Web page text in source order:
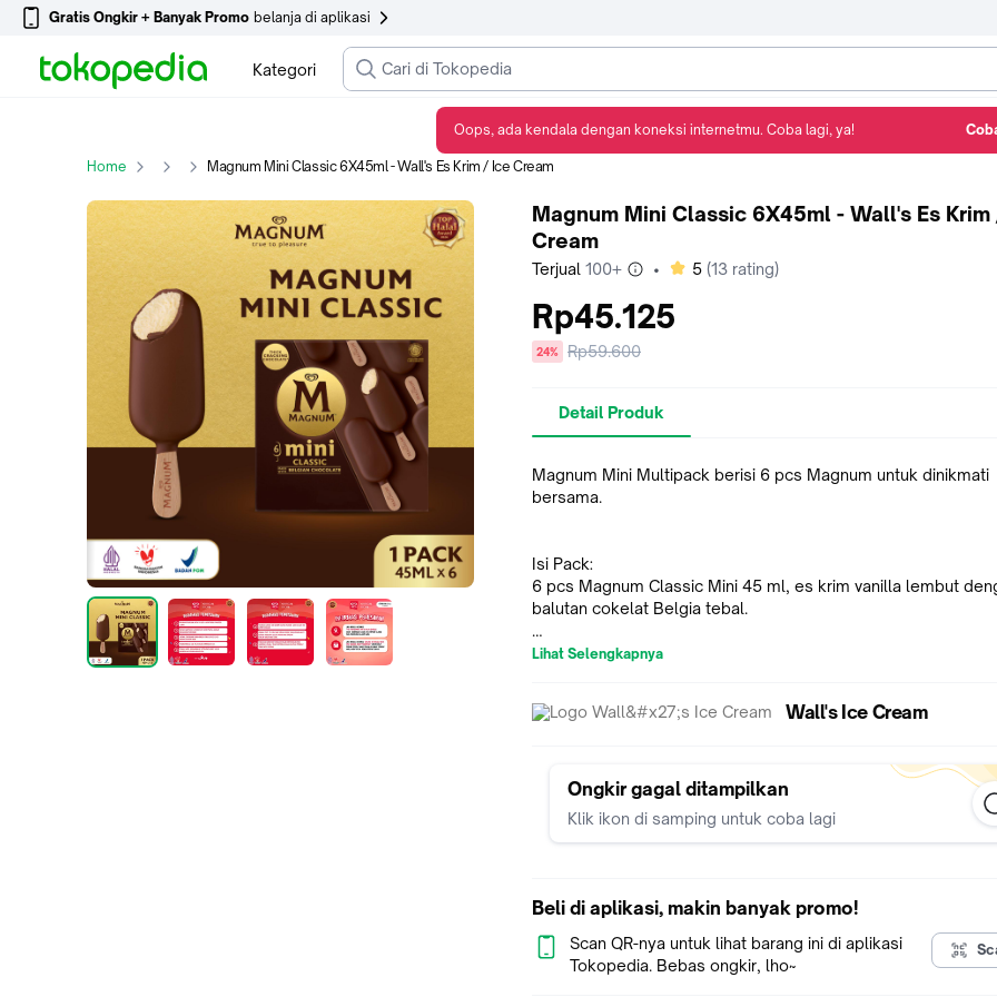
Gratis Ongkir + Banyak Promo belanja di aplikasi
Kategori
Home Magnum Mini Classic 6X45ml - Wall's Es Krim / Ice Cream
Magnum Mini Classic 6X45ml - Wall's Es
Cream
Terjual 100+ • bintang
5 (13 rating)
Rp45.125
diskon
24%
Harga
Rp59.600
Detail Produk
Magnum Mini Multipack berisi 6 pcs Magnum untuk dinikmati
bersama.
Isi Pack:
6 pcs Magnum Classic Mini 45 ml, es krim vanilla lembut
balutan cokelat Belgia tebal.
vanilla Madagascar yang lembut, dibalut cokelat Belgia tebal
Biji kakao Magnum menempuh perjalanan panjang sebelum
cokelat Magnum. Magnum bekerja sama dengan Rainforest
Es krim Magnum yang beredar di Indonesia telah
dan lulus BPOM, sehingga aman untuk dikonsumsi oleh
Indonesia.
Lihat Selengkapnya
Wall's Ice Cream
Ongkir gagal ditampilkan
Klik ikon di samping untuk coba lagi
Beli di aplikasi, makin banyak promo!
Scan QR-nya untuk lihat barang ini di aplikasi
Tokopedia. Bebas ongkir, lho~
Oops, ada kendala dengan koneksi internetmu. Coba lagi, ya!